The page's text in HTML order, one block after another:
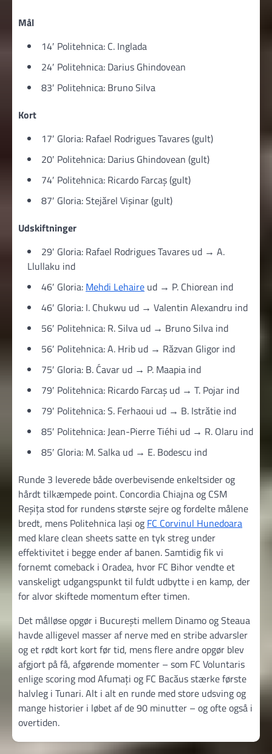
Mål
14′ Politehnica: C. Inglada
24′ Politehnica: Darius Ghindovean
83′ Politehnica: Bruno Silva
Kort
17′ Gloria: Rafael Rodrigues Tavares (gult)
20′ Politehnica: Darius Ghindovean (gult)
74′ Politehnica: Ricardo Farcaș (gult)
87′ Gloria: Stejărel Vișinar (gult)
Udskiftninger
29′ Gloria: Rafael Rodrigues Tavares ud → A.
Llullaku ind
46′ Gloria: Mehdi Lehaire ud → P. Chiorean ind
46′ Gloria: I. Chukwu ud → Valentin Alexandru ind
56′ Politehnica: R. Silva ud → Bruno Silva ind
56′ Politehnica: A. Hrib ud → Răzvan Gligor ind
75′ Gloria: B. Ćavar ud → P. Maapia ind
79′ Politehnica: Ricardo Farcaș ud → T. Pojar ind
79′ Politehnica: S. Ferhaoui ud → B. Istrătie ind
85′ Politehnica: Jean-Pierre Tiéhi ud → R. Olaru ind
85′ Gloria: M. Salka ud → E. Bodescu ind
Runde 3 leverede både overbevisende enkeltsider og
hårdt tilkæmpede point. Concordia Chiajna og CSM
Reșița stod for rundens største sejre og fordelte målene
bredt, mens Politehnica Iași og FC Corvinul Hunedoara
med klare clean sheets satte en tyk streg under
effektivitet i begge ender af banen. Samtidig fik vi
fornemt comeback i Oradea, hvor FC Bihor vendte et
vanskeligt udgangspunkt til fuldt udbytte i en kamp, der
for alvor skiftede momentum efter timen.
Det målløse opgør i București mellem Dinamo og Steaua
havde alligevel masser af nerve med en stribe advarsler
og et rødt kort kort før tid, mens flere andre opgør blev
afgjort på få, afgørende momenter – som FC Voluntaris
enlige scoring mod Afumați og FC Bacăus stærke første
halvleg i Tunari. Alt i alt en runde med store udsving og
mange historier i løbet af de 90 minutter – og ofte også i
overtiden.